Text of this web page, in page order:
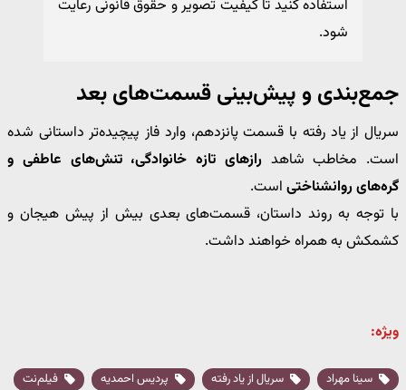
استفاده کنید تا کیفیت تصویر و حقوق قانونی رعایت
شود.
جمع‌بندی و پیش‌بینی قسمت‌های بعد
سریال از یاد رفته با قسمت پانزدهم، وارد فاز پیچیده‌تر داستانی شده
است. مخاطب شاهدرازهای تازه خانوادگی، تنش‌های عاطفی و
گره‌های روانشناختی است.
با توجه به روند داستان، قسمت‌های بعدی بیش از پیش هیجان و
کشمکش به همراه خواهند داشت.
ویژه:
سینا مهراد سریال از یاد رفته پردیس احمدیه
فیلم‌نت